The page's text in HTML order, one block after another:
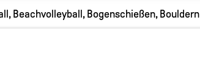
Beachvolleyball, Bogenschießen, Bouldern